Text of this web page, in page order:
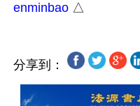
enminbao
分享到：